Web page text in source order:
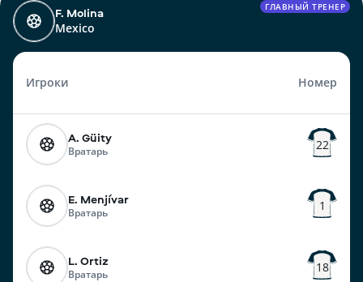
F. Molina
Mexico
ГЛАВНЫЙ ТРЕНЕР
Игроки Номер
A. Güity
Вратарь 22
E. Menjívar
Вратарь 1
L. Ortiz
Вратарь 18